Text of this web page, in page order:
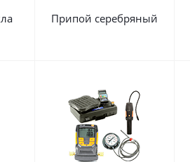
Припой серебряный